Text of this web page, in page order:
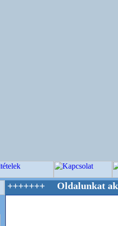
Oldalunkat